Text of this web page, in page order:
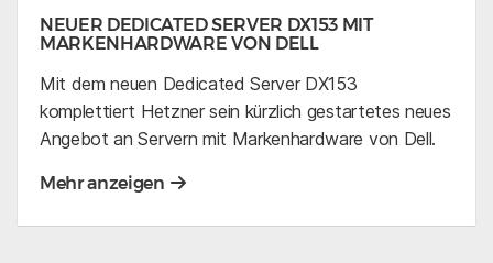
NEUER DEDICATED SERVER DX153 MIT
MARKENHARDWARE VON DELL
Mit dem neuen Dedicated Server DX153
komplettiert Hetzner sein kürzlich gestartetes neues
Angebot an Servern mit Markenhardware von Dell.
Mehr anzeigen